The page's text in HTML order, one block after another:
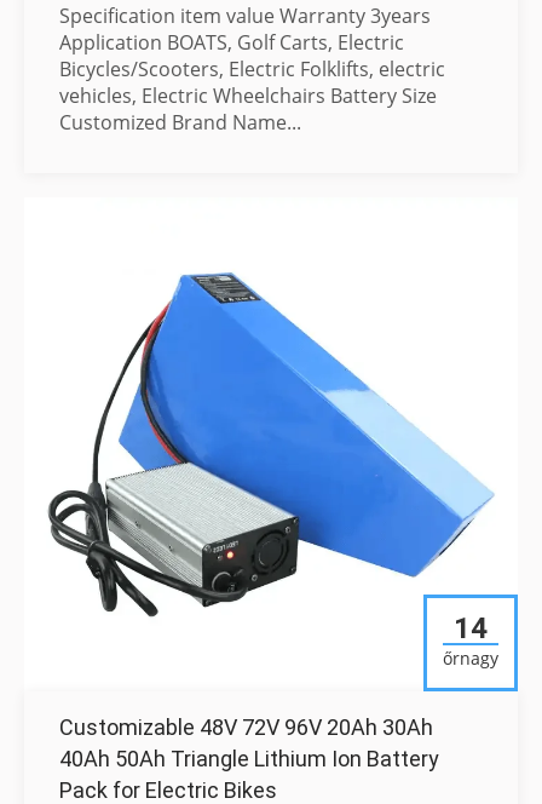
Specification item value Warranty 3years
Application BOATS, Golf Carts, Electric
Bicycles/Scooters, Electric Folklifts, electric
vehicles, Electric Wheelchairs Battery Size
Customized Brand Name...
14
őrnagy
Customizable 48V 72V 96V 20Ah 30Ah
40Ah 50Ah Triangle Lithium Ion Battery
Pack for Electric Bikes